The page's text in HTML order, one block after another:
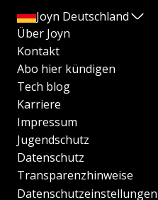
Joyn Deutschland
Über Joyn
Kontakt
Abo hier kündigen
Tech blog
Karriere
Impressum
Jugendschutz
Datenschutz
Transparenzhinweise
Datenschutzeinstellungen